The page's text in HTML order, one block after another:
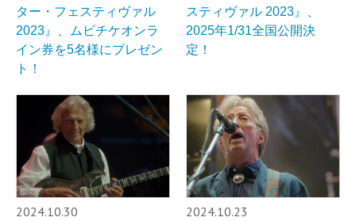
ター・フェスティヴァル
2023』、ムビチケオンラ
イン券を5名様にプレゼン
ト！
スティヴァル 2023』、
2025年1/31全国公開決
定！
2024.10.30 2024.10.23